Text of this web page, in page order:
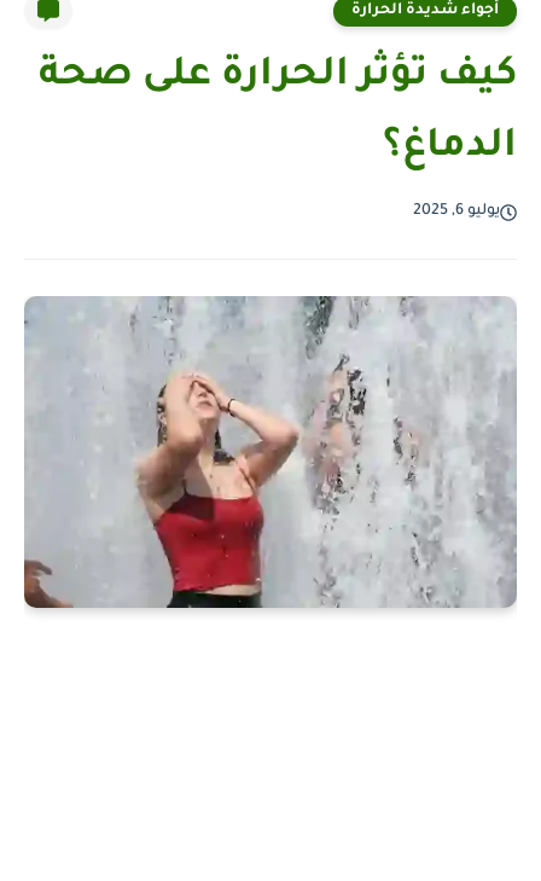
أجواء شديدة الحرارة
كيف تؤثر الحرارة على صحة
الدماغ؟
يوليو 6, 2025